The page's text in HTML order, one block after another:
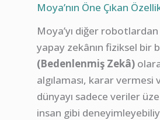
Moya’nın Öne Çıkan
Moya’yı diğer
yapay zekânın fiziksel bir
(Bedenlenmiş Zekâ)
algılaması, karar
dünyayı sadece veriler
insan gibi